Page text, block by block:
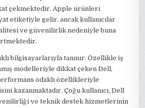
çekmektedir. Apple ürünleri
etiketiyle gelir, ancak kullanıcılar
ve güvenilirlik nedeniyle buna
bilgisayarlarıyla tanınır. Özellikle iş
modelleriyle dikkat çeken Dell,
odaklı özellikleriyle
kazanmaktadır. Çoğu kullanıcı, Dell
ve teknik destek hizmetlerinin